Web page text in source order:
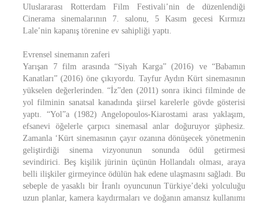
Uluslararası Rotterdam Film Festivali’nin de düzenlendiği
Cinerama sinemalarının 7. salonu, 5 Kasım gecesi Kırmızı
Lale’nin kapanış törenine ev sahipliği yaptı.
Evrensel sinemanın zaferi
Yarışan 7 film arasında “Siyah Karga” (2016) ve “Babamın
Kanatları” (2016) öne çıkıyordu. Tayfur Aydın Kürt sinemasının
yükselen değerlerinden. “İz”den (2011) sonra ikinci filminde de
yol filminin sanatsal kanadında şiirsel karelerle gövde gösterisi
yaptı. “Yol”a (1982) Angelopoulos-Kiarostami arası yaklaşım,
efsanevi öğelerle çarpıcı sinemasal anlar doğuruyor şüphesiz.
Zamanla ‘Kürt sinemasının çayır ozanına dönüşecek yönetmenin
geliştirdiği sinema vizyonunun sonunda ödül getirmesi
sevindirici. Beş kişilik jürinin üçünün Hollandalı olması, araya
belli ilişkiler girmeyince ödülün hak edene ulaşmasını sağladı. Bu
sebeple de yasaklı bir İranlı oyuncunun Türkiye’deki yolculuğu
uzun planlar, kamera kaydırmaları ve doğanın amansız kullanımı